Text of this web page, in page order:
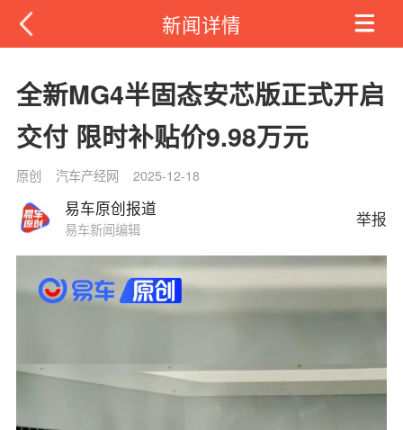
新闻详情
全新MG4半固态安芯版正式开启
交付 限时补贴价9.98万元
原创 汽车产经网 2025-12-18
易车原创报道
易车新闻编辑
举报